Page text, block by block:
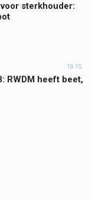
sterkhouder:
18:15
RWDM heeft beet,